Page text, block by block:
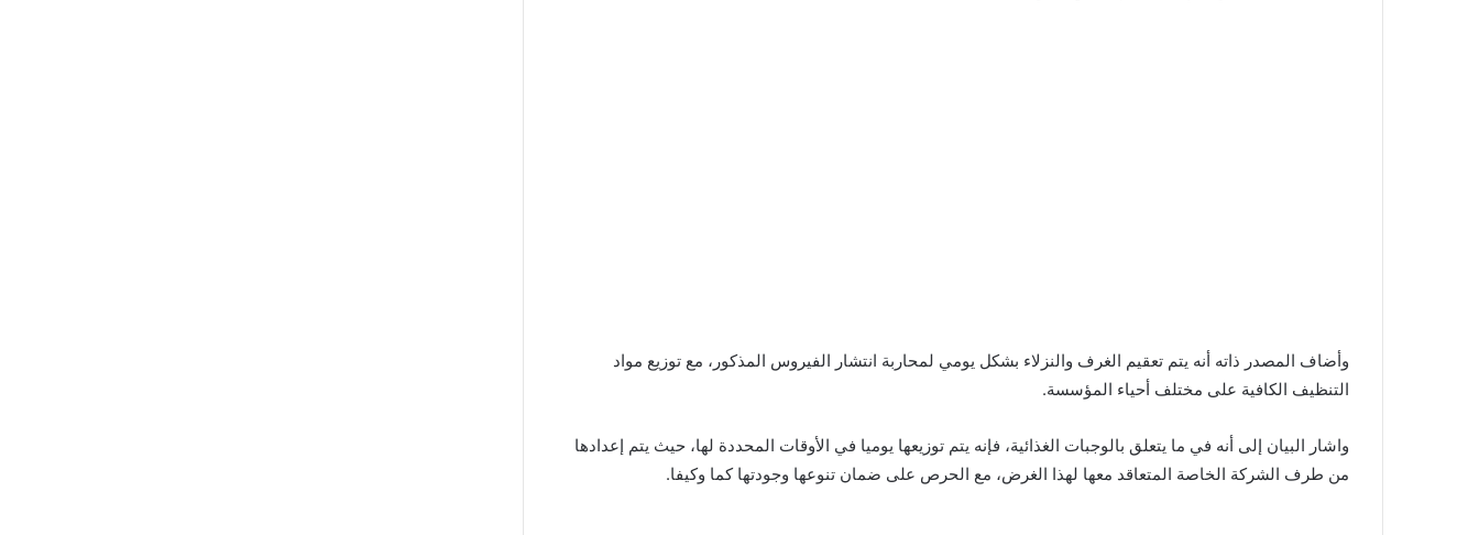
وأضاف المصدر ذاته أنه يتم تعقيم الغرف والنزلاء بشكل يومي لمحاربة انتشار الفيروس المذكور، مع توزيع مواد
التنظيف الكافية على مختلف أحياء المؤسسة.
واشار البيان إلى أنه في ما يتعلق بالوجبات الغذائية، فإنه يتم توزيعها يوميا في الأوقات المحددة لها، حيث يتم إعدادها
من طرف الشركة الخاصة المتعاقد معها لهذا الغرض، مع الحرص على ضمان تنوعها وجودتها كما وكيفا.